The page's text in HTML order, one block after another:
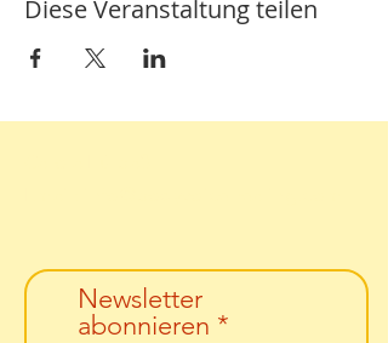
Diese Veranstaltung teilen
Newsletter
abonnieren